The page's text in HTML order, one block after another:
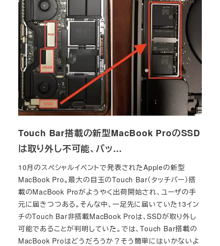
Touch Bar搭載の新型MacBook ProのSSD
は取り外し不可能、バッ…
10月のスペシャルイベントで発表されたAppleの新型
MacBook Pro。最大の目玉のTouch Bar（タッチバー）搭
載のMacBook Proがようやく出荷開始され、ユーザの手
元に届きつつある。そんな中、一足先に届いていた13イン
チのTouch Bar非搭載MacBook Proは、SSDが取り外し
可能であることが判明していた。では、Touch Bar搭載の
MacBook Proはどうだろうか？そう簡単にはいかないよ